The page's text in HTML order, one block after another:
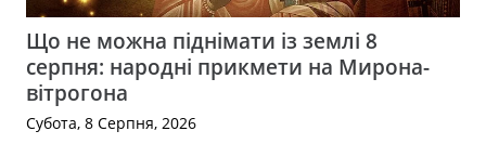
Що не можна піднімати із землі 8
серпня: народні прикмети на Мирона-
вітрогона
Субота, 8 Серпня, 2026